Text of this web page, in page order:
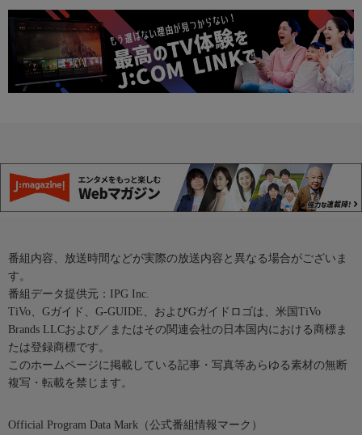
番組内容、放送時間などが実際の放送内容と異なる場合がございま
す。
番組データ提供元：IPG Inc.
TiVo、Gガイド、G-GUIDE、およびGガイドロゴは、米国TiVo
Brands LLCおよび／またはその関連会社の日本国内における商標ま
たは登録商標です。
このホームページに掲載している記事・写真等あらゆる素材の無断
複写・転載を禁じます。
Official Program Data Mark（公式番組情報マーク）